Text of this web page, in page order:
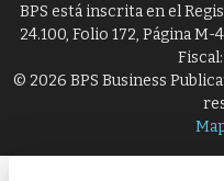
BPS está inscrita en el
24.100, Folio 172, Página
© 2026 BPS Business